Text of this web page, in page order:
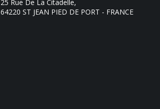
25 Rue De La Citadelle,
64220 ST JEAN PIED DE PORT - FRANCE